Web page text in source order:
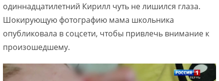
одиннадцатилетний Кирилл чуть не лишился глаза.
Шокирующую фотографию мама школьника
опубликовала в соцсети, чтобы привлечь внимание к
произошедшему.